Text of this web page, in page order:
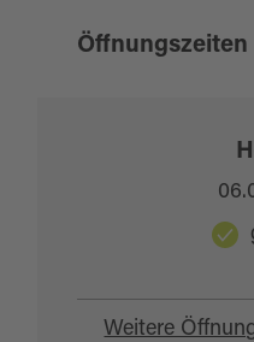
Öffnungszeiten
Weitere